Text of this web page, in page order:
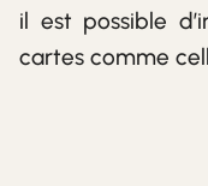
il est possible
cartes comme